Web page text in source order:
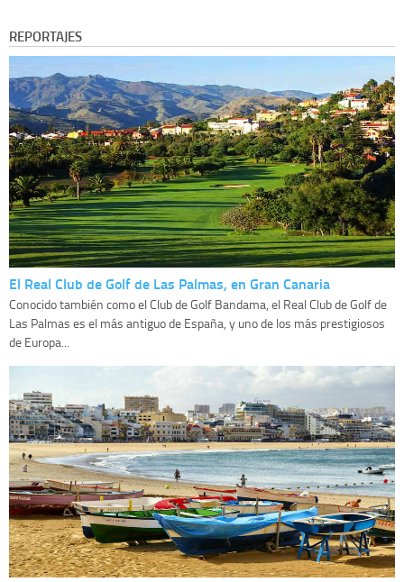
REPORTAJES
El Real Club de Golf de Las Palmas, en Gran Canaria
Conocido también como el Club de Golf Bandama, el Real Club de Golf de
Las Palmas es el más antiguo de España, y uno de los más prestigiosos
de Europa...